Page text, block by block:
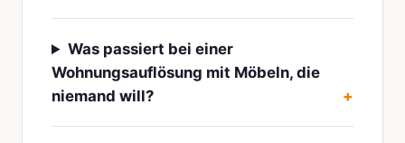
Was passiert bei einer
Wohnungsauflösung mit Möbeln, die
niemand will?